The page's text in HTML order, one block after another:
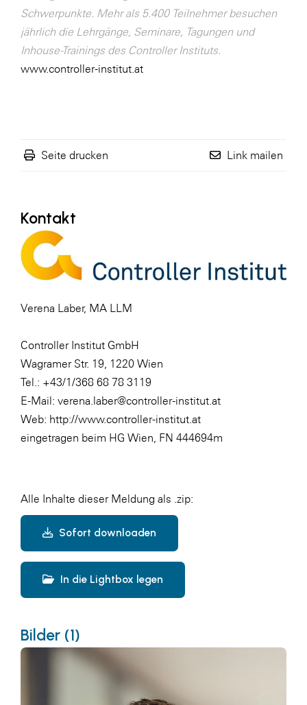
Schwerpunkte. Mehr als 5.400 Teilnehmer besuchen
jährlich die Lehrgänge, Seminare, Tagungen und
Inhouse-Trainings des Controller Instituts.
www.controller-institut.at
Seite drucken Link mailen
Kontakt
Verena Laber, MA LLM
Controller Institut GmbH
Wagramer Str. 19, 1220 Wien
Tel.: +43/1/368 68 78 3119
E-Mail: verena.laber@controller-institut.at
Web: http://www.controller-institut.at
eingetragen beim HG Wien, FN 444694m
Alle Inhalte dieser Meldung als .zip:
Sofort downloaden
In die Lightbox legen
Bilder (1)